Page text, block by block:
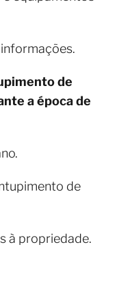
de
a época de
de
à propriedade.